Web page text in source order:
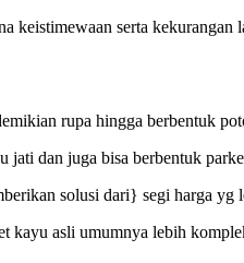
keistimewaan serta
rupa hingga berbentuk
dan juga bisa berbentuk
solusi dari} segi harga yg
asli umumnya lebih